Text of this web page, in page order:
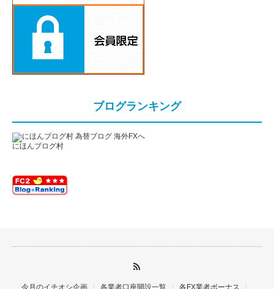
ブログランキング
にほんブログ村
今月のイチオシ企画 各業者口座開設一覧
各FX業者ボーナス